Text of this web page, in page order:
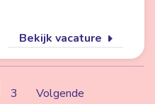
Bekijk vacature
3 Volgende